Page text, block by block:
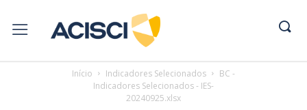
Início Indicadores Selecionados
BC -
Indicadores Selecionados - IES-
20240925.xlsx